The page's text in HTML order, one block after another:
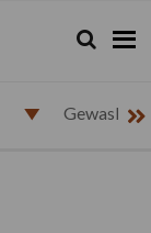
Zoeken...
Zoek